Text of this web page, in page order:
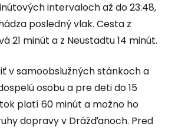
intervaloch až do 23:48,
posledný vlak. Cesta z
21 minút a z Neustadtu 14 minút.
v samoobslužných stánkoch a
osobu a pre deti do 15
platí 60 minút a možno ho
dopravy v Drážďanoch. Pred